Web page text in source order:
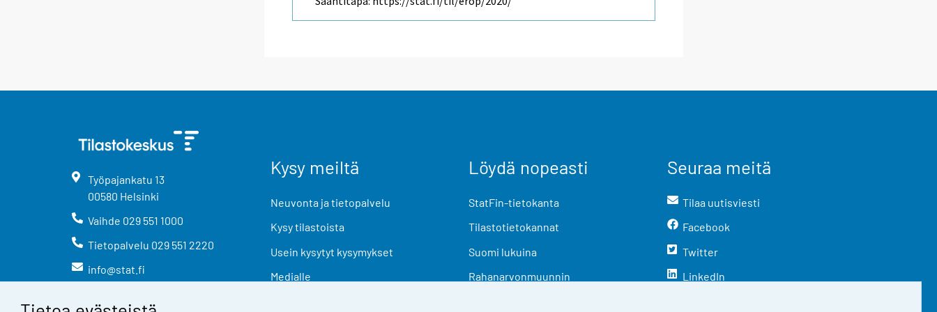
Työpajankatu 13
00580 Helsinki
Vaihde 029 551 1000
Tietopalvelu 029 551 2220
info@stat.fi
Kysy meiltä
Neuvonta ja tietopalvelu
Kysy tilastoista
Usein kysytyt kysymykset
Medialle
Löydä nopeasti
StatFin-tietokanta
Tilastotietokannat
Suomi lukuina
Rahanarvonmuunnin
Seuraa meitä
Tilaa uutisviesti
Facebook
Twitter
LinkedIn